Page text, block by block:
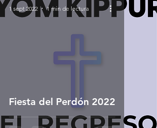
Fiesta del Perdón 2022
1 sept 2022 1 min de lectura